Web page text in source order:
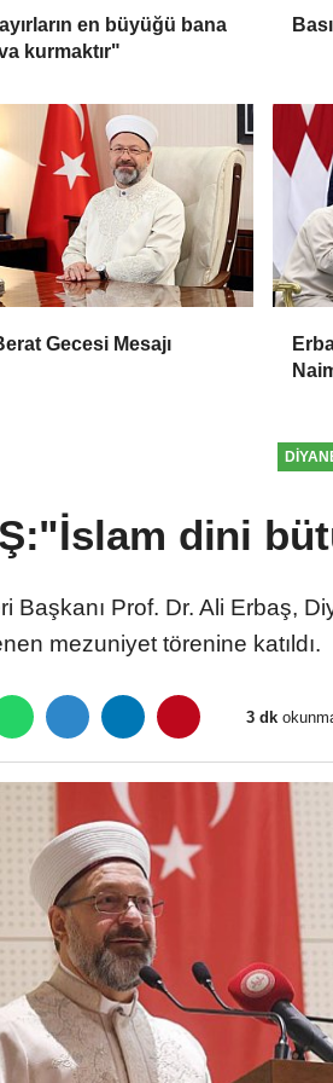
en büyüğü bana
kurmaktır"
Gecesi Mesajı
dini
Başkanı Prof. Dr. Ali Erbaş,
mezuniyet törenine katıldı.
3 dk